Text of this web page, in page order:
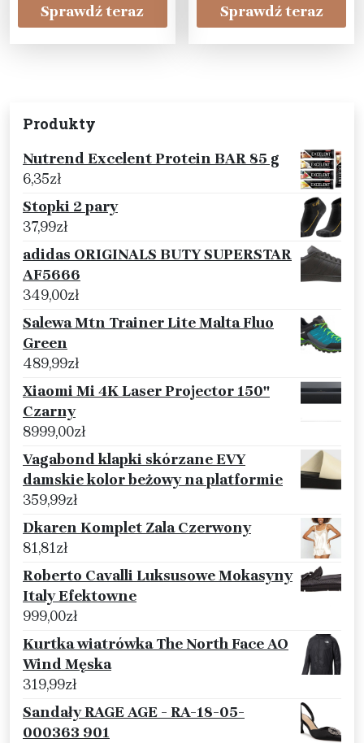
Sprawdź teraz Sprawdź teraz
Produkty
Nutrend Excelent Protein BAR 85 g
6,35zł
Stopki 2 pary
37,99zł
adidas ORIGINALS BUTY SUPERSTAR
AF5666
349,00zł
Salewa Mtn Trainer Lite Malta Fluo
Green
489,99zł
Xiaomi Mi 4K Laser Projector 150''
Czarny
8999,00zł
Vagabond klapki skórzane EVY
damskie kolor beżowy na platformie
359,99zł
Dkaren Komplet Zala Czerwony
81,81zł
Roberto Cavalli Luksusowe Mokasyny
Italy Efektowne
999,00zł
Kurtka wiatrówka The North Face AO
Wind Męska
319,99zł
Sandały RAGE AGE - RA-18-05-
000363 901